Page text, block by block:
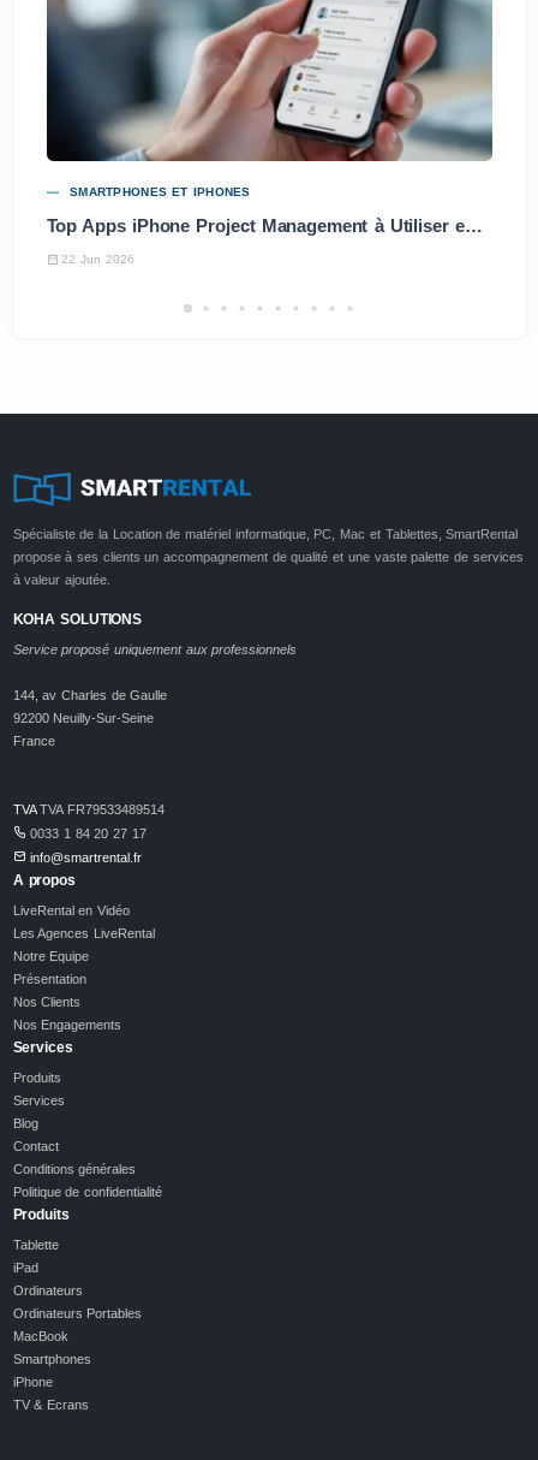
SMARTPHONES ET IPHONES
Top Apps iPhone Project Management à Utiliser en 2025
22 Jun 2026
Spécialiste de la Location de matériel informatique, PC, Mac et Tablettes, SmartRental
propose à ses clients un accompagnement de qualité et une vaste palette de services
à valeur ajoutée.
KOHA SOLUTIONS
Service proposé uniquement aux professionnels
144, av Charles de Gaulle
92200 Neuilly-Sur-Seine
France
TVATVA FR79533489514
0033 1 84 20 27 17
info@smartrental.fr
A propos
LiveRental en Vidéo
Les Agences LiveRental
Notre Equipe
Présentation
Nos Clients
Nos Engagements
Services
Produits
Services
Blog
Contact
Conditions générales
Politique de confidentialité
Produits
Tablette
iPad
Ordinateurs
Ordinateurs Portables
MacBook
Smartphones
iPhone
TV & Ecrans